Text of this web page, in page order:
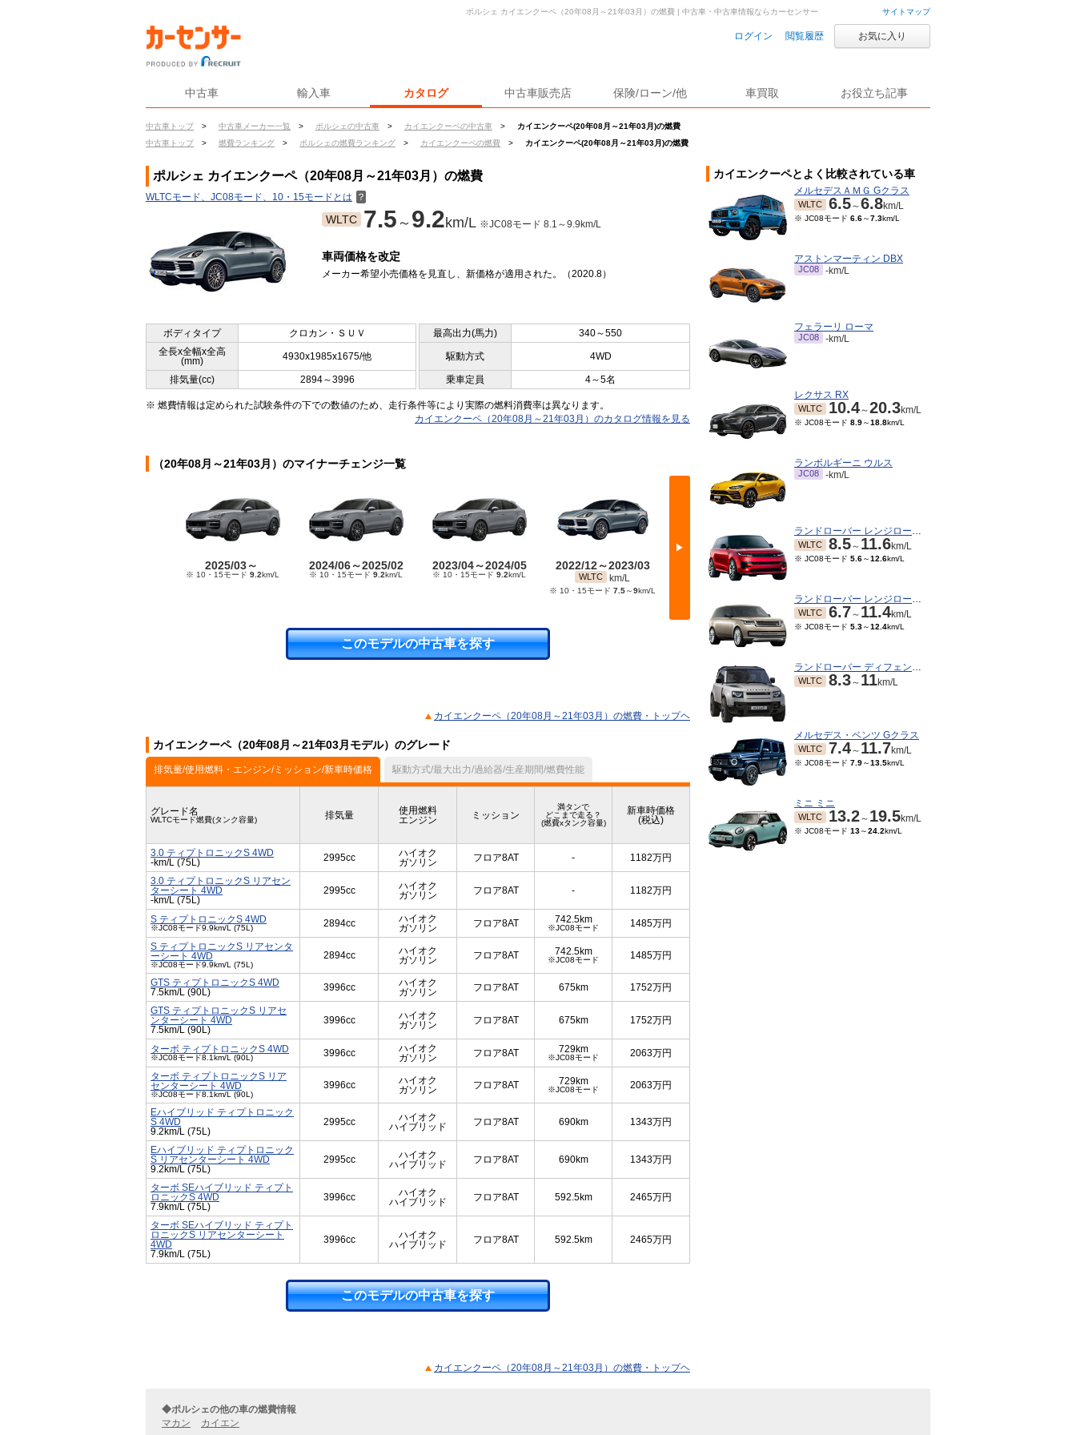
サイトマップ
ログイン 閲覧履歴 お気に入り
中古車 輸入車 カタログ 中古車販売店 保険/ローン/他 車買取 お役立ち記事
中古車トップ > 中古車メーカー一覧 > ポルシェの中古車 > カイエンクーペの中古車 >
カイエンクーペ(20年08月～21年03月)の燃費
中古車トップ
> 燃費ランキング > ポルシェの燃費ランキング > カイエンクーペの燃費 > カイエンクーペ(20年08月～21年03月)の燃費
ポルシェ カイエンクーペ（20年08月～21年03月）の燃費 | 中古車・中古車情報ならカーセンサー
ポルシェ カイエンクーペ（20年08月～21年03月）の燃費
WLTCモード、JC08モード、10・15モードとは ？
WLTC 7.5 ～ 9.2km/L ※JC08モード 8.1～9.9km/L
車両価格を改定
メーカー希望小売価格を見直し、新価格が適用された。（2020.8）
ボディタイプ クロカン・ＳＵＶ 最高出力(馬力)
340～550
全長x全幅x全高
(mm)
4930x1985x1675/他 駆動方式 4WD
排気量(cc) 2894～3996 乗車定員 4～5名
※ 燃費情報は定められた試験条件の下での数値のため、走行条件等により実際の燃料消費率は異なります。
カイエンクーペ（20年08月～21年03月）のカタログ情報を見る
（20年08月～21年03月）のマイナーチェンジ一覧
▶
2025/03～
※ 10・15モード 9.2km/L
2024/06～2025/02
※ 10・15モード 9.2km/L
2023/04～2024/05
※ 10・15モード 9.2km/L
2022/12～2023/03
WLTC km/L
※ 10・15モード 7.5～9km/L
2022/05～2022/11
WLTC km/L
2021/09～2022/04
このモデルの中古車を探す
カイエンクーペ（20年08月～21年03月）の燃費・トップヘ
カイエンクーペ（20年08月～21年03月モデル）のグレード
排気量/使用燃料・エンジン/ミッション/新車時価格 駆動方式/最大出力/過給器/生産期間/燃費性能
グレード名
WLTCモード燃費(タンク容量) 排気量
使用燃料
エンジン
ミッション
満タンで
どこまで走る？
(燃費xタンク容量)
新車時価格
(税込)
3.0 ティプトロニックS 4WD
-km/L (75L)
2995cc
ハイオク
ガソリン
フロア8AT - 1182万円
3.0 ティプトロニックS リアセン
ターシート 4WD
-km/L (75L)
2995cc
ハイオク
ガソリン
フロア8AT - 1182万円
S ティプトロニックS 4WD
※JC08モード9.9km/L (75L) 2894cc
ハイオク
ガソリン
フロア8AT 742.5km
※JC08モード 1485万円
S ティプトロニックS リアセンタ
ーシート 4WD
※JC08モード9.9km/L (75L)
2894cc
ハイオク
ガソリン
フロア8AT 742.5km
※JC08モード 1485万円
GTS ティプトロニックS 4WD
7.5km/L (90L)
3996cc
ハイオク
ガソリン
フロア8AT 675km 1752万円
GTS ティプトロニックS リアセ
ンターシート 4WD
7.5km/L (90L)
3996cc
ハイオク
ガソリン
フロア8AT 675km 1752万円
ターボ ティプトロニックS 4WD
※JC08モード8.1km/L (90L) 3996cc
ハイオク
ガソリン
フロア8AT 729km
※JC08モード 2063万円
ターボ ティプトロニックS リア
センターシート 4WD
※JC08モード8.1km/L (90L)
3996cc
ハイオク
ガソリン
フロア8AT 729km
※JC08モード 2063万円
Eハイブリッド ティプトロニック
S 4WD
9.2km/L (75L)
2995cc
ハイオク
ハイブリッド
フロア8AT 690km 1343万円
Eハイブリッド ティプトロニック
S リアセンターシート 4WD
9.2km/L (75L)
2995cc
ハイオク
ハイブリッド
フロア8AT 690km 1343万円
ターボ SEハイブリッド ティプト
ロニックS 4WD
7.9km/L (75L)
3996cc
ハイオク
ハイブリッド
フロア8AT 592.5km 2465万円
ターボ SEハイブリッド ティプト
ロニックS リアセンターシート
4WD
7.9km/L (75L)
3996cc
ハイオク
ハイブリッド
フロア8AT 592.5km 2465万円
このモデルの中古車を探す
カイエンクーペ（20年08月～21年03月）の燃費・トップヘ
カイエンクーペとよく比較されている車
メルセデスＡＭＧ Gクラス
WLTC 6.5～6.8km/L
※ JC08モード 6.6～7.3km/L
アストンマーティン DBX
JC08 -km/L
フェラーリ ローマ
JC08 -km/L
レクサス RX
WLTC 10.4～20.3km/L
※ JC08モード 8.9～18.8km/L
ランボルギーニ ウルス
JC08 -km/L
ランドローバー レンジローバースポーツ
WLTC 8.5～ 11.6km/L
※ JC08モード 5.6～12.6km/L
ランドローバー レンジローバー
WLTC 6.7～ 11.4km/L
※ JC08モード 5.3～12.4km/L
ランドローバー ディフェンダー
WLTC 8.3～ 11km/L
メルセデス・ベンツ Gクラス
WLTC 7.4～ 11.7km/L
※ JC08モード 7.9～13.5km/L
ミニ ミニ
WLTC 13.2～ 19.5km/L
※ JC08モード 13～24.2km/L
◆ポルシェの他の車の燃費情報
マカン
カイエン